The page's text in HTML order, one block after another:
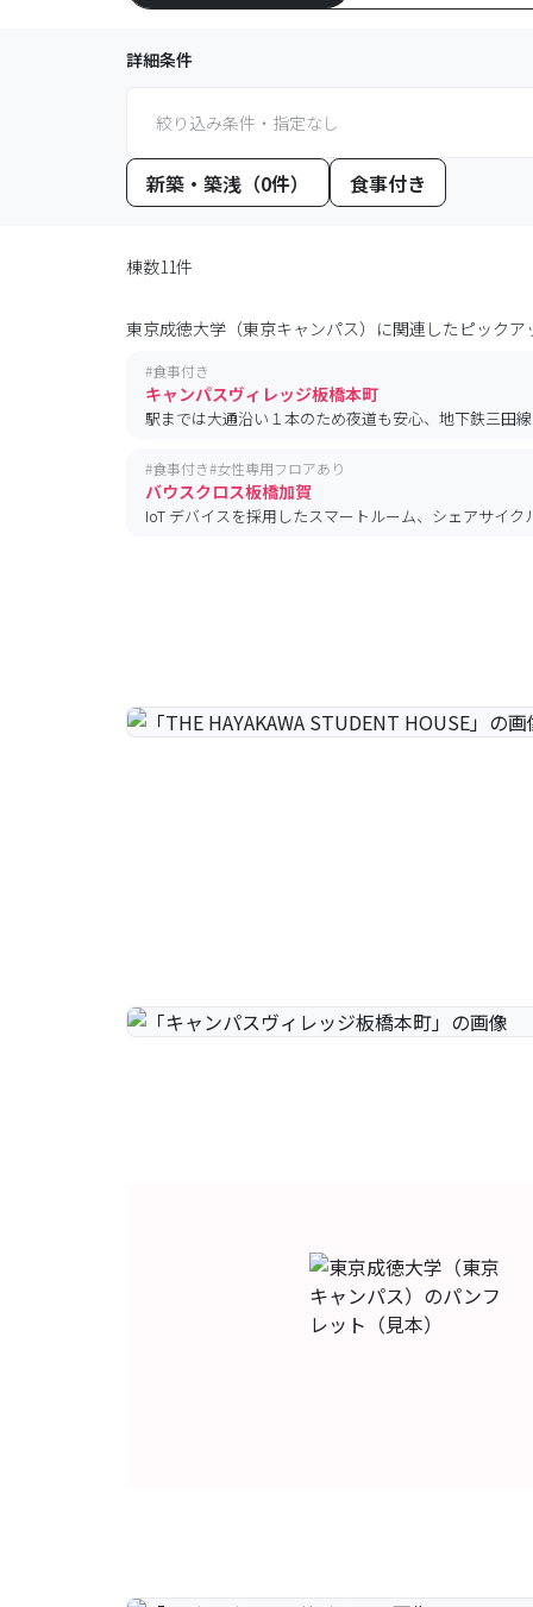
詳細条件
絞り込み条件・指定なし
新築・築浅（0件） 食事付き
棟数11件
東京成徳大学（東京キャンパス） に関連したピックア
#食事付き
キャンパスヴィレッジ板橋本町
駅までは大通沿い１本のため夜道も安心、地下鉄三田
#食事付き#女性専用フロアあり
バウスクロス板橋加賀
IoT デバイスを採用したスマートルーム、シェアサイ